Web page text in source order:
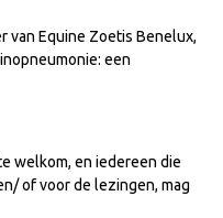
van Equine Zoetis Benelux,
een
welkom, en iedereen die
of voor de lezingen, mag